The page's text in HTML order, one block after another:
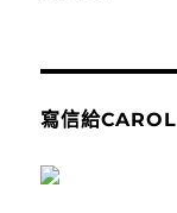
寫信給CAROL